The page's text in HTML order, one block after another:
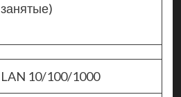
занятые)
LAN 10/100/1000